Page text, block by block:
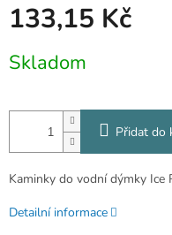
133,15 Kč
cena:
Skladom
Přidat do
Kaminky do vodní dýmky Ice
Detailní informace